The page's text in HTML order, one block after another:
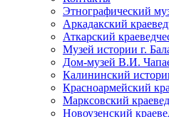
Этнографический
Аркадакский
Аткарский
Музей истории г.
Дом-музей В.И.
Калининский
Красноармейский
Марксовский
Новоузенский